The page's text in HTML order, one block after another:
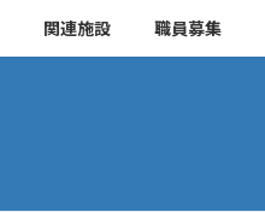
関連施設 職員募集